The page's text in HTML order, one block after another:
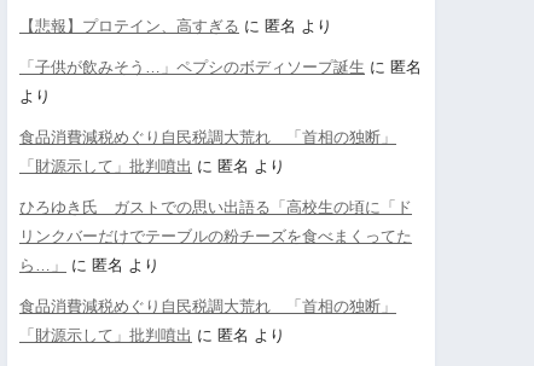
【悲報】プロテイン、高すぎる に 匿名 より
「子供が飲みそう…」ペプシのボディソープ誕生 に 匿名
より
食品消費減税めぐり自民税調大荒れ 「首相の独断」
「財源示して」批判噴出 に 匿名 より
ひろゆき氏 ガストでの思い出語る「高校生の頃に「ド
リンクバーだけでテーブルの粉チーズを食べまくってた
ら…」
に 匿名 より
食品消費減税めぐり自民税調大荒れ 「首相の独断」
「財源示して」批判噴出 に 匿名 より